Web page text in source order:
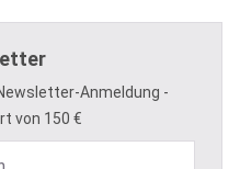
Anmeldung -
von 150 €